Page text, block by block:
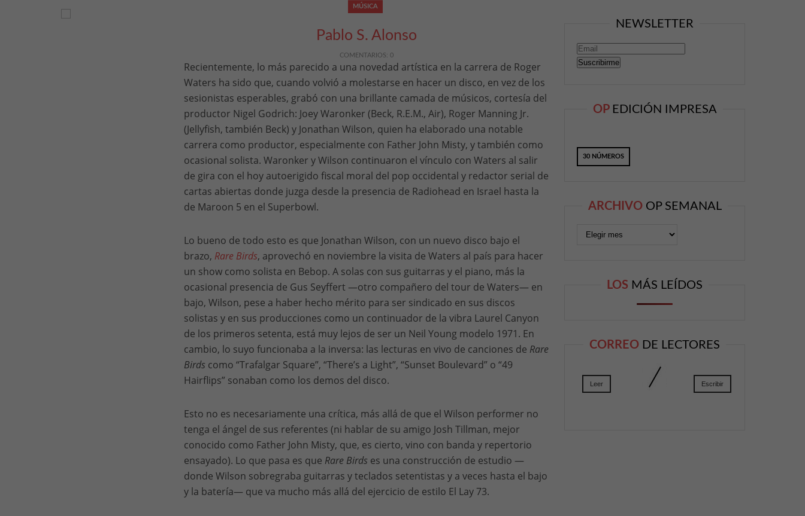
MÚSICA
Pablo S. Alonso
COMENTARIOS: 0
Recientemente, lo más parecido a una novedad artística en la carrera de Roger
Waters ha sido que, cuando volvió a molestarse en hacer un disco, en vez de los
sesionistas esperables, grabó con una brillante camada de músicos, cortesía del
productor Nigel Godrich: Joey Waronker (Beck, R.E.M., Air), Roger Manning Jr.
(Jellyfish, también Beck) y Jonathan Wilson, quien ha elaborado una notable
carrera como productor, especialmente con Father John Misty, y también como
ocasional solista. Waronker y Wilson continuaron el vínculo con Waters al salir
de gira con el hoy autoerigido fiscal moral del pop occidental y redactor serial de
cartas abiertas donde juzga desde la presencia de Radiohead en Israel hasta la
de Maroon 5 en el Superbowl.
Lo bueno de todo esto es que Jonathan Wilson, con un nuevo disco bajo el
brazo, Rare Birds, aprovechó en noviembre la visita de Waters al país para hacer
un show como solista en Bebop. A solas con sus guitarras y el piano, más la
ocasional presencia de Gus Seyffert —otro compañero del tour de Waters— en
bajo, Wilson, pese a haber hecho mérito para ser sindicado en sus discos
solistas y en sus producciones como un continuador de la vibra Laurel Canyon
de los primeros setenta, está muy lejos de ser un Neil Young modelo 1971. En
cambio, lo suyo funcionaba a la inversa: las lecturas en vivo de canciones de Rare
Birds como “Trafalgar Square”, “There’s a Light”, “Sunset Boulevard” o “49
Hairflips” sonaban como los demos del disco.
Esto no es necesariamente una crítica, más allá de que el Wilson performer no
tenga el ángel de sus referentes (ni hablar de su amigo Josh Tillman, mejor
conocido como Father John Misty, que, es cierto, vino con banda y repertorio
ensayado). Lo que pasa es que Rare Birds es una construcción de estudio —
donde Wilson sobregraba guitarras y teclados setentistas y a veces hasta el bajo
y la batería— que va mucho más allá del ejercicio de estilo El Lay 73.
NEWSLETTER
OP EDICIÓN IMPRESA
30 NÚMEROS
ARCHIVO OP SEMANAL
LOS MÁS LEÍDOS
CORREO DE LECTORES
Leer Escribir